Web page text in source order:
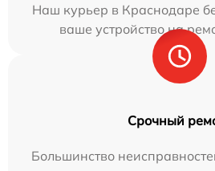
Наш курьер в Краснодаре
ваше устройство на
Срочный
Большинство